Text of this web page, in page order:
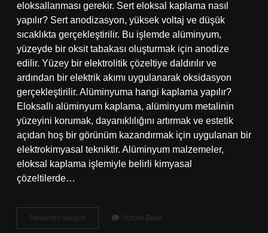
eloksallanması gerekir. Sert eloksal kaplama nasıl
yapılır? Sert anodizasyon, yüksek voltaj ve düşük
sıcaklıkta gerçekleştirilir. Bu işlemde alüminyum,
yüzeyde bir oksit tabakası oluşturmak için anodize
edilir. Yüzey bir elektrolitik çözeltiye daldırılır ve
ardından bir elektrik akımı uygulanarak oksidasyon
gerçekleştirilir. Alüminyuma hangi kaplama yapılır?
Eloksallı alüminyum kaplama, alüminyum metalinin
yüzeyini korumak, dayanıklılığını artırmak ve estetik
açıdan hoş bir görünüm kazandırmak için uygulanan bir
elektrokimyasal tekniktir. Alüminyum malzemeler,
eloksal kaplama işlemiyle belirli kimyasal
çözeltilerde…
Devamını okuyun
Kaplama
Yorum Bırak